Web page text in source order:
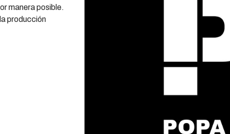
manera posible.
producción